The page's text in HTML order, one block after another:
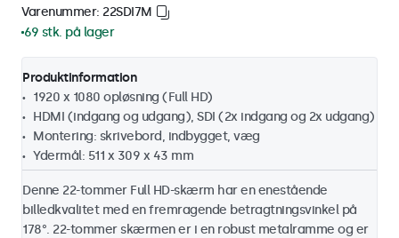
Varenummer: 22SDI7M
69 stk. på lager
Produktinformation
1920 x 1080 opløsning (Full HD)
HDMI (indgang og udgang), SDI (2x indgang og 2x udgang)
Montering: skrivebord, indbygget, væg
Ydermål: 511 x 309 x 43 mm
Denne 22-tommer Full HD-skærm har en enestående
billedkvalitet med en fremragende betragtningsvinkel på
178°. 22-tommer skærmen er i en robust metalramme og er